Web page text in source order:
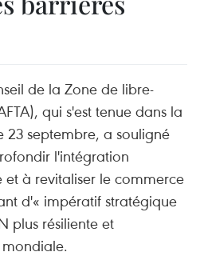
de la Zone de libre-
qui s'est tenue dans la
septembre, a souligné
l'intégration
à revitaliser le commerce
d'« impératif stratégique
plus résiliente et